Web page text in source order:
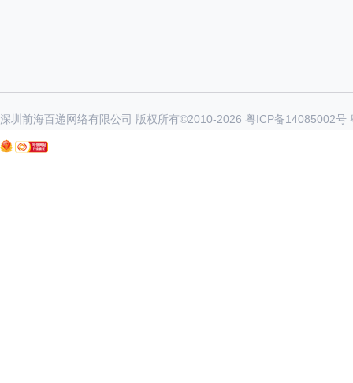
深圳前海百递网络有限公司 版权所有©2010-2026 粤ICP备14085002号